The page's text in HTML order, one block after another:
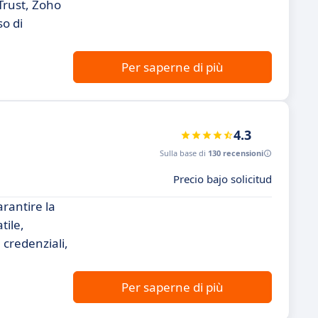
Zoho
di
Per saperne di più
4.3
Sulla base di 130 recensioni
Precio bajo solicitud
la
Per saperne di più